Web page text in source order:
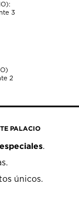
3
2
PALACIO
.
únicos.